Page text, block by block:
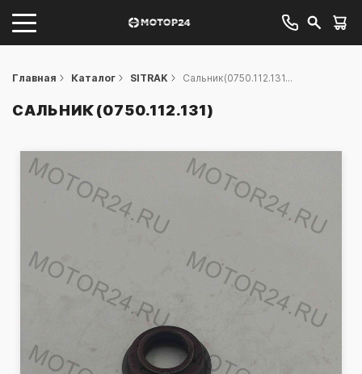
Главная Каталог SITRAK Сальник(0750.112.131...
САЛЬНИК(0750.112.131)